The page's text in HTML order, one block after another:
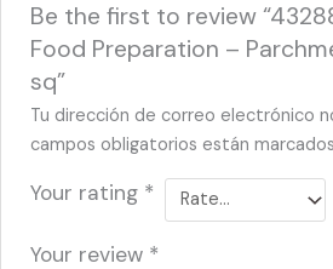
Be the first to review
Food Preparation –
sq”
Tu dirección de correo electrónico
campos obligatorios están
Your rating *
Your review *